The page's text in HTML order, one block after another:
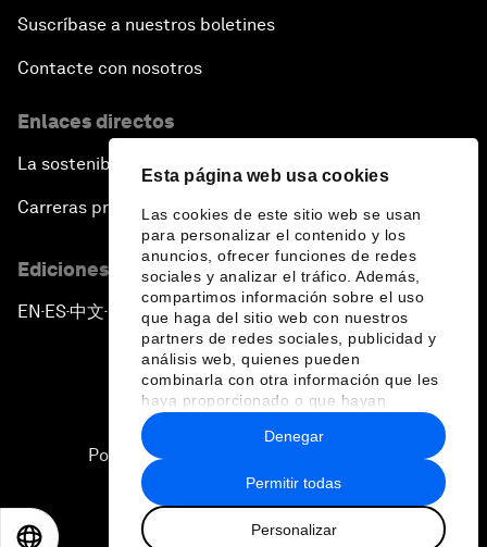
Esta página web usa cookies
Las cookies de este sitio web se usan
para personalizar el contenido y los
anuncios, ofrecer funciones de redes
sociales y analizar el tráfico. Además,
compartimos información sobre el uso
que haga del sitio web con nuestros
partners de redes sociales, publicidad y
análisis web, quienes pueden
combinarla con otra información que les
haya proporcionado o que hayan
recopilado a partir del uso que haya
hecho de sus servicios.
Permitir todas
Personalizar
Denegar
Suscríbase a nuestros boletines
Contacte con nosotros
Enlaces directos
La sostenibilidad en el Foro
Carreras profesionales
Ediciones en otros idiomas
EN ▪ES▪中文▪ 日本語
Política de privacidad y normas de uso
Sitemap
2026 Foro Económico Mundial